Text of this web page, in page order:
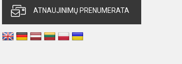
ATNAUJINIMŲ PRENUMERATA